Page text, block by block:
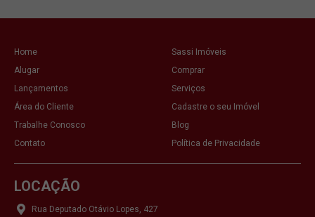
Home
Sassi Imóveis
Alugar
Comprar
Lançamentos
Serviços
Área do Cliente
Cadastre o seu Imóvel
Trabalhe Conosco
Blog
Contato
Política de Privacidade
LOCAÇÃO
Rua Deputado Otávio Lopes, 427